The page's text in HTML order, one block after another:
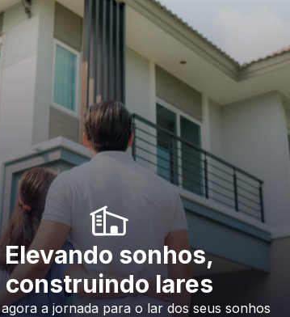
Elevando sonhos,
construindo lares
a jornada para o lar dos seus sonhos